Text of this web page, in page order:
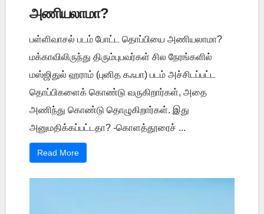
அணியலாமா?
பள்ளிவாசல் படம் போட்ட தொப்பியை அணியலாமா?
மக்காவிலிருந்து திரும்புபவர்கள் சில நேரங்களில்
மஸ்ஜிதுல் ஹராம் (புனித கஃபா) படம் அச்சிடப்பட்ட
தொப்பிகளைக் கொண்டு வருகிறார்கள், அதை
அணிந்து கொண்டு தொழுகிறார்கள். இது
அனுமதிக்கப்பட்டதா? -கொளத்தூரைச் ...
Read More